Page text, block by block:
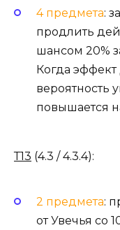
4 предмета:
продлить
шансом 20%
Когда эффект
вероятность
повышается
Т13 (4.3 / 4.3.4):
2 предмета:
от Увечья со